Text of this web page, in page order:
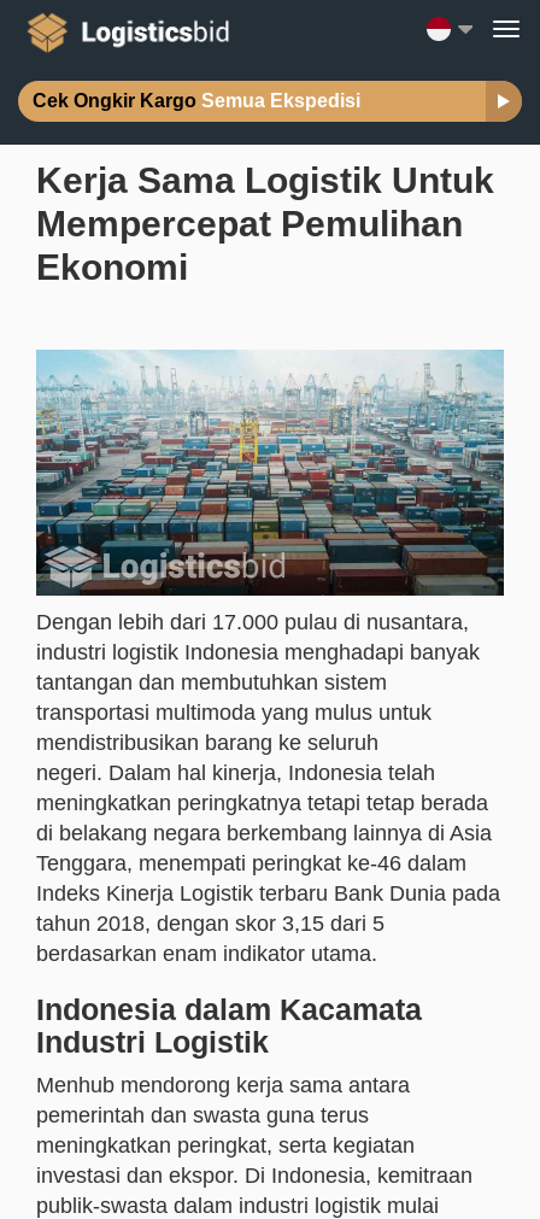
Cek Ongkir Kargo Semua Ekspedisi
Kerja Sama Logistik Untuk
Mempercepat Pemulihan
Ekonomi
Dengan lebih dari 17.000 pulau di nusantara,
industri logistik Indonesia menghadapi banyak
tantangan dan membutuhkan sistem
transportasi multimoda yang mulus untuk
mendistribusikan barang ke seluruh
negeri. Dalam hal kinerja, Indonesia telah
meningkatkan peringkatnya tetapi tetap berada
di belakang negara berkembang lainnya di Asia
Tenggara, menempati peringkat ke-46 dalam
Indeks Kinerja Logistik terbaru Bank Dunia pada
tahun 2018, dengan skor 3,15 dari 5
berdasarkan enam indikator utama.
Indonesia dalam Kacamata
Industri Logistik
Menhub mendorong kerja sama antara
pemerintah dan swasta guna terus
meningkatkan peringkat, serta kegiatan
investasi dan ekspor. Di Indonesia, kemitraan
publik-swasta dalam industri logistik mulai